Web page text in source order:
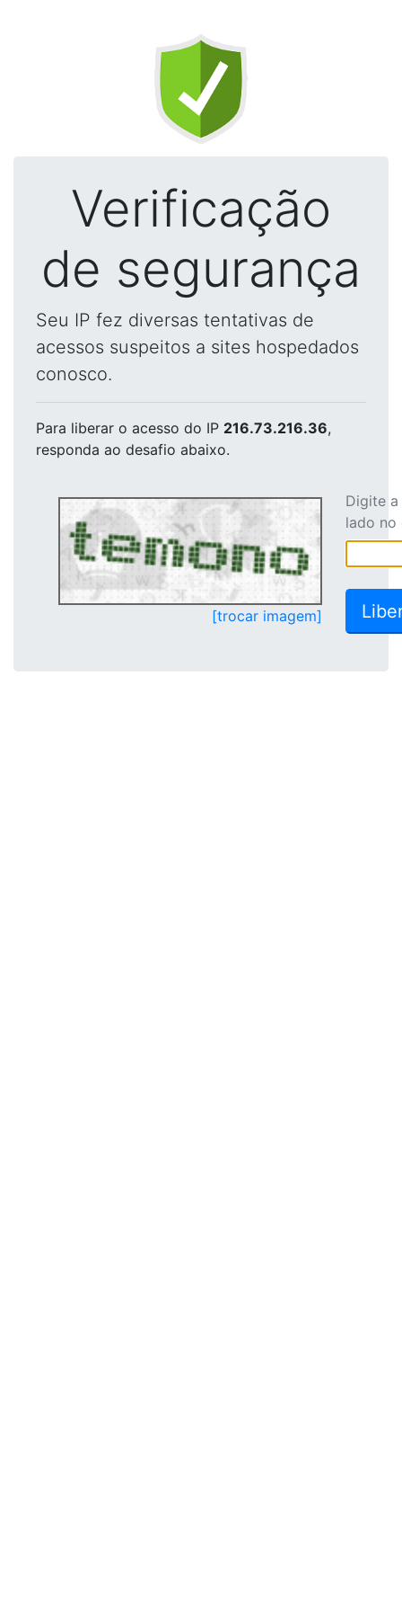
Verificação
de segurança
Seu IP fez diversas tentativas de
acessos suspeitos a sites hospedados
conosco.
Para liberar o acesso do IP 216.73.216.36,
responda ao desafio abaixo.
[trocar imagem]
Digite
lado no